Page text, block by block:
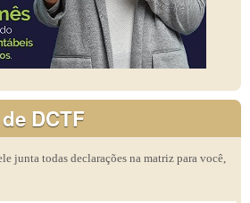
DCTF
junta todas declarações na matriz para você,